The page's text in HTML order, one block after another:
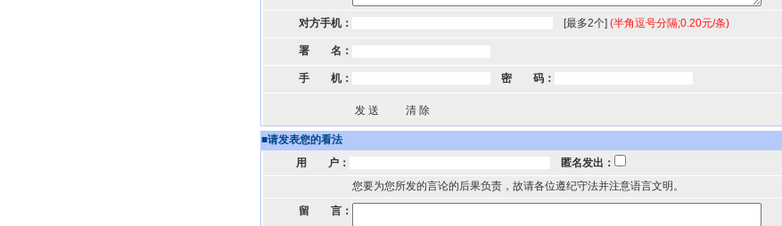
对方手机： [最多2个] (半角逗号分隔;0.20元/条)
署 名：
手 机： 密 码：
■请发表您的看法
用 户：
匿名发出：
您要为您所发的言论的后果负责，故请各位遵纪守法并注意语言文明。
留 言：